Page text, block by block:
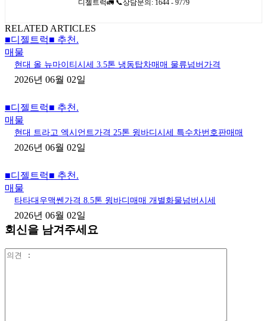
디젤트럭🚛 📞상담문의: 1644 - 9779
RELATED ARTICLES
■디젤트럭■ 추천.
매물
현대 올 뉴마이티시세 3.5톤 냉동탑차매매 물류넘버가격
2026년 06월 02일
■디젤트럭■ 추천.
매물
현대 트라고 엑시언트가격 25톤 윙바디시세 특수차번호판매매
2026년 06월 02일
■디젤트럭■ 추천.
매물
타타대우맥쎈가격 8.5톤 윙바디매매 개별화물넘버시세
2026년 06월 02일
회신을 남겨주세요